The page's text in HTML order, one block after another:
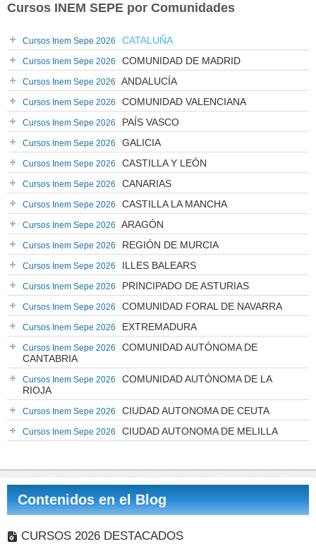
Cursos INEM SEPE por Comunidades
Cursos Inem Sepe 2026 CATALUÑA
Cursos Inem Sepe 2026 COMUNIDAD DE MADRID
Cursos Inem Sepe 2026 ANDALUCÍA
Cursos Inem Sepe 2026 COMUNIDAD VALENCIANA
Cursos Inem Sepe 2026 PAÍS VASCO
Cursos Inem Sepe 2026 GALICIA
Cursos Inem Sepe 2026 CASTILLA Y LEÓN
Cursos Inem Sepe 2026 CANARIAS
Cursos Inem Sepe 2026 CASTILLA LA MANCHA
Cursos Inem Sepe 2026 ARAGÓN
Cursos Inem Sepe 2026 REGIÓN DE MURCIA
Cursos Inem Sepe 2026 ILLES BALEARS
Cursos Inem Sepe 2026 PRINCIPADO DE ASTURIAS
Cursos Inem Sepe 2026 COMUNIDAD FORAL DE NAVARRA
Cursos Inem Sepe 2026 EXTREMADURA
Cursos Inem Sepe 2026
COMUNIDAD AUTÓNOMA DE
CANTABRIA
Cursos Inem Sepe 2026
COMUNIDAD AUTÓNOMA DE LA
RIOJA
Cursos Inem Sepe 2026 CIUDAD AUTONOMA DE CEUTA
Cursos Inem Sepe 2026 CIUDAD AUTONOMA DE MELILLA
Contenidos en el Blog
CURSOS 2026 DESTACADOS